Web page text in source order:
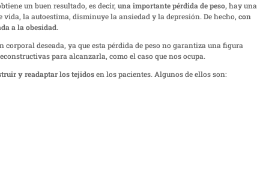
un buen resultado, es decir,una importante pérdida de peso, hay una
la autoestima, disminuye la ansiedad y la depresión. De hecho, con
a la obesidad.
deseada, ya que esta pérdida de peso no garantiza una figura
para alcanzarla, como el caso que nos ocupa.
y readaptar los tejidosen los pacientes. Algunos de ellos son: